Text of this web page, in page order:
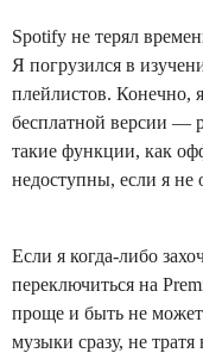
Spotify не терял
Я погрузился в
плейлистов. Конечно,
бесплатной версии —
такие функции, как
недоступны, если я не
Если я когда-либо
переключиться на
проще и быть не
музыки сразу, не